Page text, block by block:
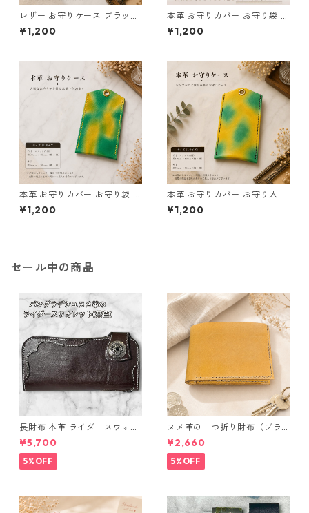
レザー お守りケース ブラック
サイズL l128 ハンドメイド 経
年変化 ギフト
¥1,200
本革 お守りカバー お守り袋 国
産 日本製 ハンドメイド お守り
入れ レザー キーホルダー 合格
ムラ染め サイズL 革小物 キー
リング お守りケース
¥1,200
本革 お守りカバー お守り袋 日
本製 緑 黄色 サイズL l179 レザ
ー お守りケース AirTag収納
¥1,200
本革 お守りカバー お守り入れ
黄 緑 サイズL l180 レザー お
守りケース AirTag収納 ハンド
¥1,200
セール中の商品
長財布 本革 ライダースウォレ
ット 国産 ヌメ革 ブラウン バ
ングラデシュ l175 レザー 革財
布 ハンドメイド 経年変化
¥5,700
5%OFF
ヌメ革の二つ折り財布（ブラ
ウン系）
¥2,660
5%OFF